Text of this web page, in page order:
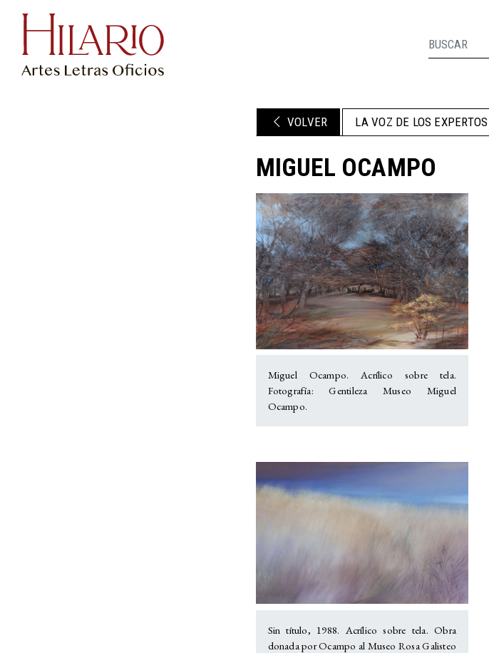
VOLVER LA VOZ DE LOS EXPERTOS
MIGUEL OCAMPO
Miguel Ocampo. Acrílico sobre tela.
Fotografía: Gentileza Museo Miguel
Ocampo.
Sin título, 1988. Acrílico sobre tela. Obra
donada por Ocampo al Museo Rosa Galisteo